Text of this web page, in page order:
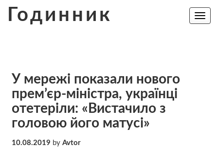
Годинник
Toggle
У мережі показали нового
прем’єр-міністра, українці
отетеріли: «Вистачило з
головою його матусі»
10.08.2019 by Avtor